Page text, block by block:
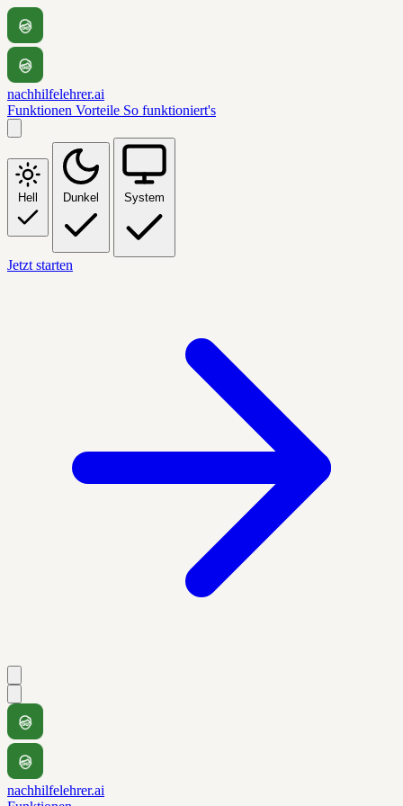
nachhilfelehrer.ai
Funktionen Vorteile So funktioniert's
Hell Dunkel System
Jetzt starten
nachhilfelehrer.ai